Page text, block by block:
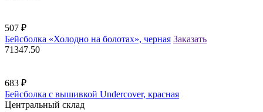
507 ₽
Бейсболка «Холодно на болотах», черная Заказать
71347.50
683 ₽
Бейсболка с вышивкой Undercover, красная
Центральный склад